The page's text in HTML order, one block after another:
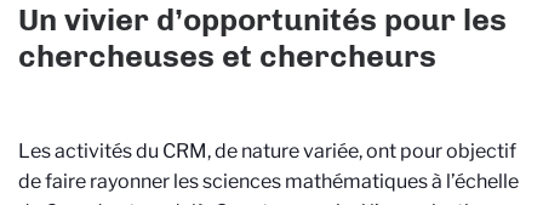
Un vivier d’opportunités pour les
chercheuses et chercheurs
Les activités du CRM, de nature variée, ont pour objectif
de faire rayonner les sciences mathématiques à l’échelle